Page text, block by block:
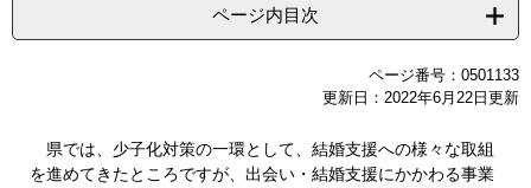
ページ内目次
ページ番号：0501133
更新日：2022年6月22日更新
県では、少子化対策の一環として、結婚支援への様々な取組
を進めてきたところですが、出会い・結婚支援にかかわる事業